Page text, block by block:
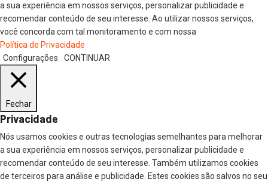
a sua experiência em nossos serviços, personalizar publicidade e
recomendar conteúdo de seu interesse. Ao utilizar nossos serviços,
você concorda com tal monitoramento e com nossa
Política de Privacidade
Configurações
CONTINUAR
Fechar
Privacidade
Nós usamos cookies e outras tecnologias semelhantes para melhorar
a sua experiência em nossos serviços, personalizar publicidade e
recomendar conteúdo de seu interesse. Também utilizamos cookies
de terceiros para análise e publicidade. Estes cookies são salvos no seu